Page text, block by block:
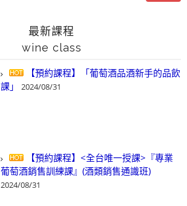
最新課程
wine class
【預約課程】「葡萄酒品酒新手的品飲
課」
2024/08/31
【預約課程】<全台唯一授課>『專業
葡萄酒銷售訓練課』(酒類銷售通識班)
2024/08/31